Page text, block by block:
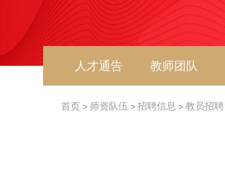
人才通告 教师团队
首页 师资队伍 招聘信息 教员招聘